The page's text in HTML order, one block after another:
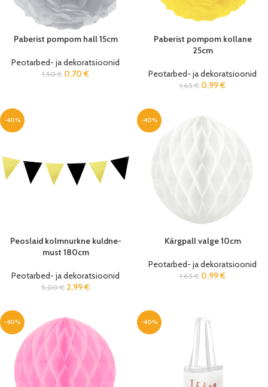
Paberist pompom hall 15cm
Peotarbed- ja dekoratsioonid
1,50€ 0,70 €
Paberist pompom kollane
25cm
Peotarbed- ja dekoratsioonid
1,65€ 0,99€
-40%
Peoslaid kolmnurkne kuldne-
must 180cm
Peotarbed- ja dekoratsioonid
5,00€ 2,99€
-40%
Kärgpall valge 10cm
Peotarbed- ja dekoratsioonid
1,65€ 0,99€
-40% -40%